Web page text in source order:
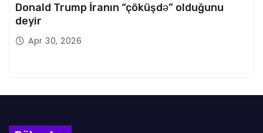
Donald Trump İranın “çöküşdə” olduğunu
deyir
Apr 30, 2026